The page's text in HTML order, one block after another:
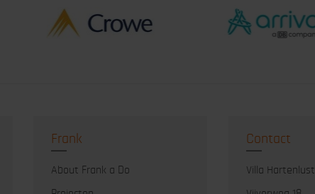
Frank
About Frank a Do
Contact
Villa Hartenlust